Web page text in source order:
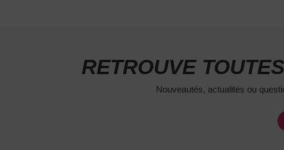
RETROUVE
Nouveautés, actualités ou